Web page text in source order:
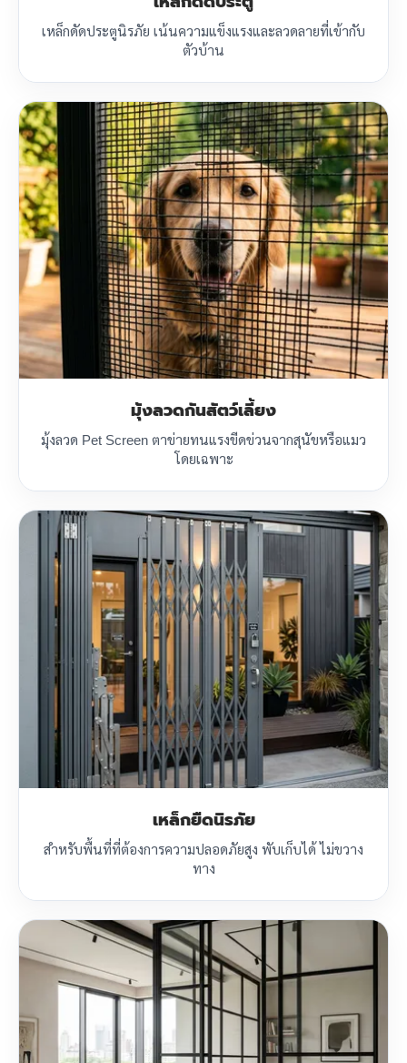
เหล็กดัดประตูนิรภัย เน้นความแข็งแรงและลวดลายที่เข้ากับ
ตัวบ้าน
มุ้งลวดกันสัตว์เลี้ยง
มุ้งลวด Pet Screen ตาข่ายทนแรงขีดข่วนจากสุนัขหรือแมว
โดยเฉพาะ
เหล็กยืดนิรภัย
สำหรับพื้นที่ที่ต้องการความปลอดภัยสูง พับเก็บได้ ไม่ขวาง
ทาง